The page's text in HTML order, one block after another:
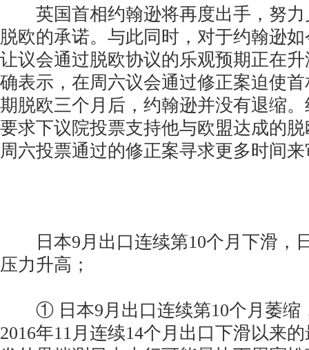
英国首相约翰逊将再度出手，努力
脱欧的承诺。与此同时，对于约翰逊
让议会通过脱欧协议的乐观预期正在
确表示，在周六议会通过修正案迫使
期脱欧三个月后，约翰逊并没有退缩
要求下议院投票支持他与欧盟达成的
周六投票通过的修正案寻求更多时间
日本9月出口连续第10个月下滑，
压力升高；
① 日本9月出口连续第10个月萎缩
2016年11月连续14个月出口下滑以来